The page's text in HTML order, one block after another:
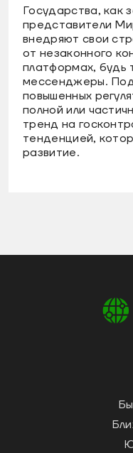
Государства, как
представители
внедряют свои
от незаконного
платформах, будь
мессенджеры.
повышенных
полной или
тренд на
тенденцией,
развитие.